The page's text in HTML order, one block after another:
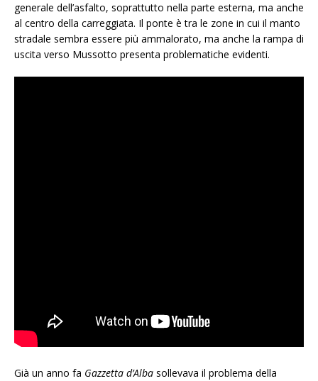
generale dell’asfalto, soprattutto nella parte esterna, ma anche
al centro della carreggiata. Il ponte è tra le zone in cui il manto
stradale sembra essere più ammalorato, ma anche la rampa di
uscita verso Mussotto presenta problematiche evidenti.
Già un anno fa Gazzetta d’Alba sollevava il problema della